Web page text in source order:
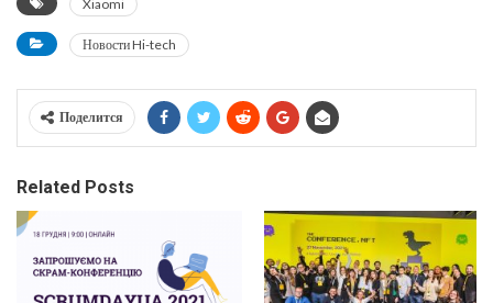
Xiaomi
Новости Hi-tech
Поделится
Related Posts